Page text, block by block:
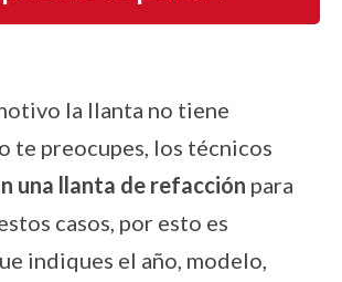
la llanta no tiene
te preocupes, los técnicos
una llanta de refacción para
casos, por esto es
indiques el año, modelo,